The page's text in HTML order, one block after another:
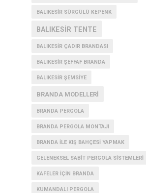
BALIKESIR SÜRGÜLÜ KEPENK
BALIKESIR TENTE
BALIKESIR ÇADIR BRANDASI
BALIKESIR ŞEFFAF BRANDA
BALIKESIR ŞEMSIYE
BRANDA MODELLERI
BRANDA PERGOLA
BRANDA PERGOLA MONTAJI
BRANDA İLE KIŞ BAHÇESI YAPMAK
GELENEKSEL SABIT PERGOLA SISTEMLERI
KAFELER IÇIN BRANDA
KUMANDALI PERGOLA